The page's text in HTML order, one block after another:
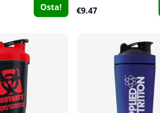
Osta! €9.47